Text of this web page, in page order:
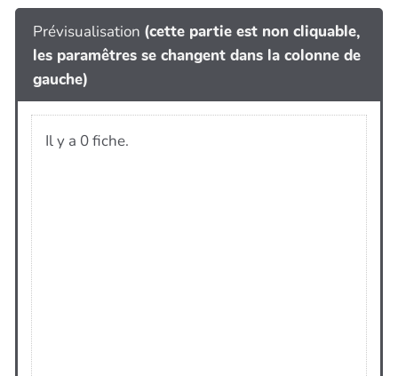
Prévisualisation (cette partie est non cliquable,
les paramêtres se changent dans la colonne de
gauche)